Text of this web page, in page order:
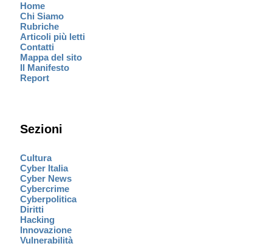
Home
Chi Siamo
Rubriche
Articoli più letti
Contatti
Mappa del sito
Il Manifesto
Report
Sezioni
Cultura
Cyber Italia
Cyber News
Cybercrime
Cyberpolitica
Diritti
Hacking
Innovazione
Vulnerabilità